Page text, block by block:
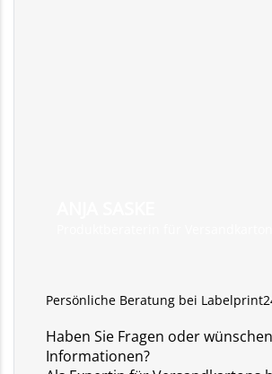
Persönliche Beratung bei
Haben Sie Fragen oder
Informationen?